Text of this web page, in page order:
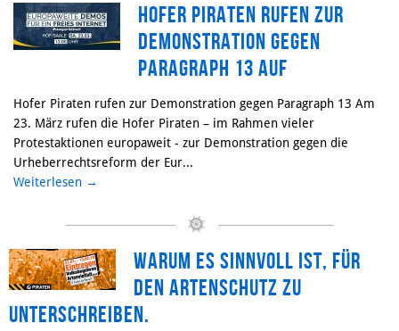
Hofer Piraten rufen zur
Demonstration gegen
Paragraph 13 auf
Hofer Piraten rufen zur Demonstration gegen Paragraph 13 Am
23. März rufen die Hofer Piraten – im Rahmen vieler
Protestaktionen europaweit - zur Demonstration gegen die
Urheberrechtsreform der Eur...
Weiterlesen →
Warum es sinnvoll ist, für
den Artenschutz zu
unterschreiben.